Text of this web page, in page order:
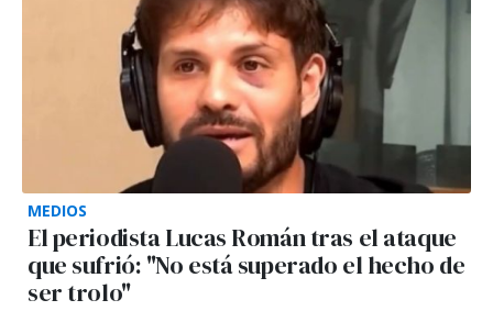
MEDIOS
El periodista Lucas Román tras el ataque
que sufrió: "No está superado el hecho de
ser trolo"